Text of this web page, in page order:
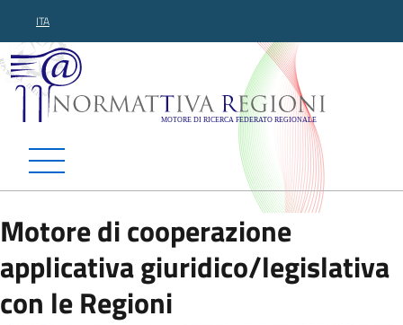
ITA
Normattiva Regioni -
Motore di cooperazione
applicativa giuridico/legislativa
con le Regioni